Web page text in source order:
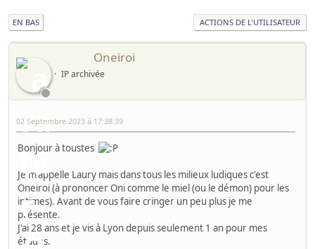
EN BAS ACTIONS DE L'UTILISATEUR
Oneiroi
IP archivée
02 Septembre 2023 à 17:38:39
Bonjour à toustes
Je m'appelle Laury mais dans tous les milieux ludiques c'est
Oneiroi (à prononcer Oni comme le miel (ou le démon) pour les
intimes). Avant de vous faire cringer un peu plus je me
présente.
J'ai 28 ans et je vis à Lyon depuis seulement 1 an pour mes
études.